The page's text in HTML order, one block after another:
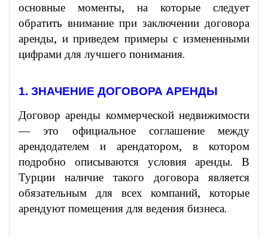
основные моменты, на которые следует
обратить внимание при заключении договора
аренды, и приведем примеры с измененными
цифрами для лучшего понимания.
1. ЗНАЧЕНИЕ ДОГОВОРА АРЕНДЫ
Договор аренды коммерческой недвижимости
— это официальное соглашение между
арендодателем и арендатором, в котором
подробно описываются условия аренды. В
Турции наличие такого договора является
обязательным для всех компаний, которые
арендуют помещения для ведения бизнеса.